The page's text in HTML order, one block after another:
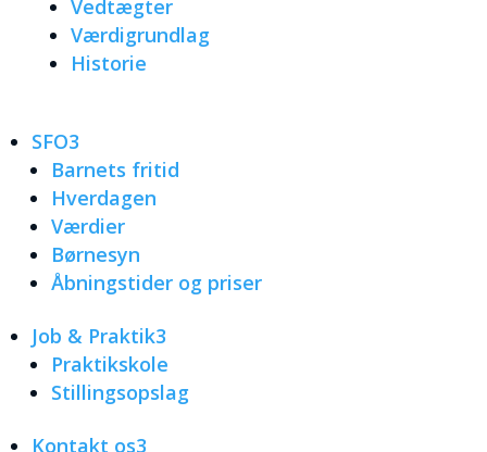
Vedtægter
Værdigrundlag
Historie
SFO3
Barnets fritid
Hverdagen
Værdier
Børnesyn
Åbningstider og priser
Job & Praktik3
Praktikskole
Stillingsopslag
Kontakt os3